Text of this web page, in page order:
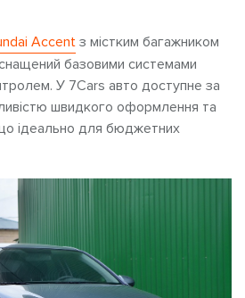
Accent з містким багажником
базовими системами
У 7Cars авто доступне за
швидкого оформлення та
ідеально для бюджетних